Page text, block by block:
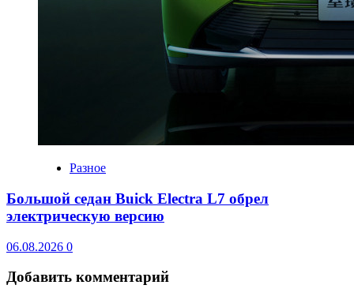
Разное
Большой седан Buick Electra L7 обрел
электрическую версию
06.08.2026 0
Добавить комментарий